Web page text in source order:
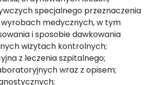
specjalnego przeznaczenia
wyrobach medycznych, w tym
i sposobie dawkowania
wizytach kontrolnych;
z leczenia szpitalnego;
wraz z opisem;